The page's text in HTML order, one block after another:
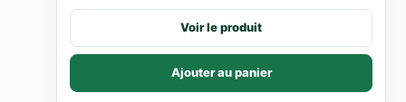
Voir le produit
Ajouter au panier